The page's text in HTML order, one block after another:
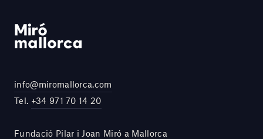
info@miromallorca.com
Tel. +34 971 70 14 20
Fundació Pilar i Joan Miró a Mallorca